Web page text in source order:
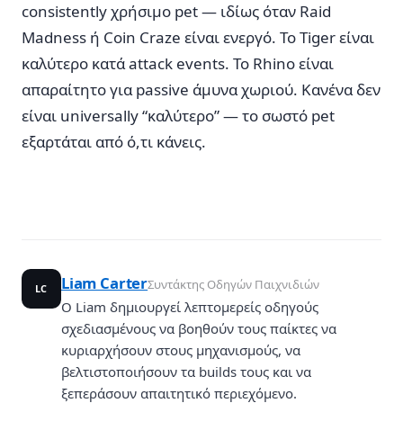
consistently χρήσιμο pet — ιδίως όταν Raid
Madness ή Coin Craze είναι ενεργό. Το Tiger είναι
καλύτερο κατά attack events. Το Rhino είναι
απαραίτητο για passive άμυνα χωριού. Κανένα δεν
είναι universally “καλύτερο” — το σωστό pet
εξαρτάται από ό,τι κάνεις.
LC Liam CarterΣυντάκτης Οδηγών Παιχνιδιών
Ο Liam δημιουργεί λεπτομερείς οδηγούς
σχεδιασμένους να βοηθούν τους παίκτες να
κυριαρχήσουν στους μηχανισμούς, να
βελτιστοποιήσουν τα builds τους και να
ξεπεράσουν απαιτητικό περιεχόμενο.